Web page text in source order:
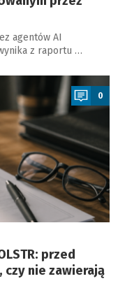
agentów AI
z raportu …
0
przed
nie zawierają